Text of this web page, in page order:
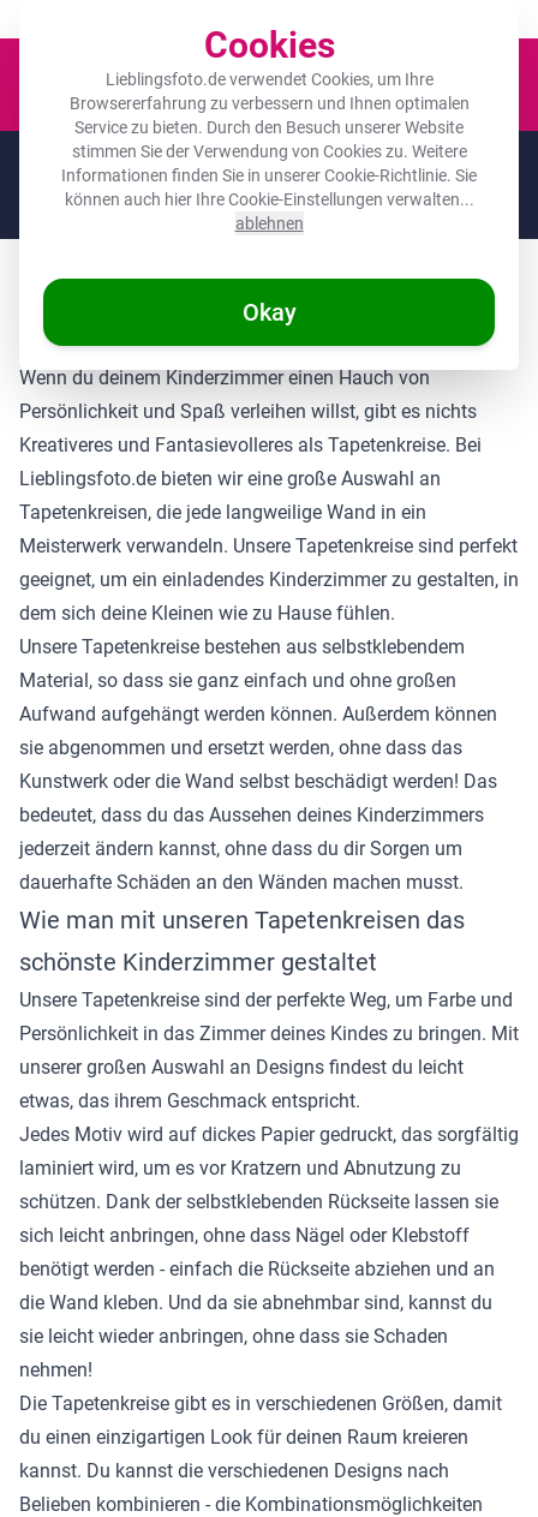
Cookies
Lieblingsfoto.de verwendet Cookies, um Ihre
Browsererfahrung zu verbessern und Ihnen optimalen
Service zu bieten. Durch den Besuch unserer Website
stimmen Sie der Verwendung von Cookies zu. Weitere
Informationen finden Sie in unsererCookie-Richtlinie. Sie
können auch hier Ihre Cookie-Einstellungen verwalten...
ablehnen
Okay
SOMMERDEALS:Die höchsten Rabatte des Jahres auf deine
Lieblingsgeschenke! 🌞
Nur noch 10 Stunden und 58:46 übrig
Tapetenkreise für das Kinderzimmer günstig
kaufen
Wenn du deinem Kinderzimmer einen Hauch von
Persönlichkeit und Spaß verleihen willst, gibt es nichts
Kreativeres und Fantasievolleres als Tapetenkreise. Bei
Lieblingsfoto.de bieten wir eine große Auswahl an
Tapetenkreisen, die jede langweilige Wand in ein
Meisterwerk verwandeln. Unsere Tapetenkreise sind perfekt
geeignet, um ein einladendes Kinderzimmer zu gestalten, in
dem sich deine Kleinen wie zu Hause fühlen.
Unsere Tapetenkreise bestehen aus selbstklebendem
Material, so dass sie ganz einfach und ohne großen
Aufwand aufgehängt werden können. Außerdem können
sie abgenommen und ersetzt werden, ohne dass das
Kunstwerk oder die Wand selbst beschädigt werden! Das
bedeutet, dass du das Aussehen deines Kinderzimmers
jederzeit ändern kannst, ohne dass du dir Sorgen um
dauerhafte Schäden an den Wänden machen musst.
Wie man mit unseren Tapetenkreisen das
schönste Kinderzimmer gestaltet
Unsere Tapetenkreise sind der perfekte Weg, um Farbe und
Persönlichkeit in das Zimmer deines Kindes zu bringen. Mit
unserer großen Auswahl an Designs findest du leicht
etwas, das ihrem Geschmack entspricht.
Jedes Motiv wird auf dickes Papier gedruckt, das sorgfältig
laminiert wird, um es vor Kratzern und Abnutzung zu
schützen. Dank der selbstklebenden Rückseite lassen sie
sich leicht anbringen, ohne dass Nägel oder Klebstoff
benötigt werden - einfach die Rückseite abziehen und an
die Wand kleben. Und da sie abnehmbar sind, kannst du
sie leicht wieder anbringen, ohne dass sie Schaden
nehmen!
Die Tapetenkreise gibt es in verschiedenen Größen, damit
du einen einzigartigen Look für deinen Raum kreieren
kannst. Du kannst die verschiedenen Designs nach
Belieben kombinieren - die Kombinationsmöglichkeiten